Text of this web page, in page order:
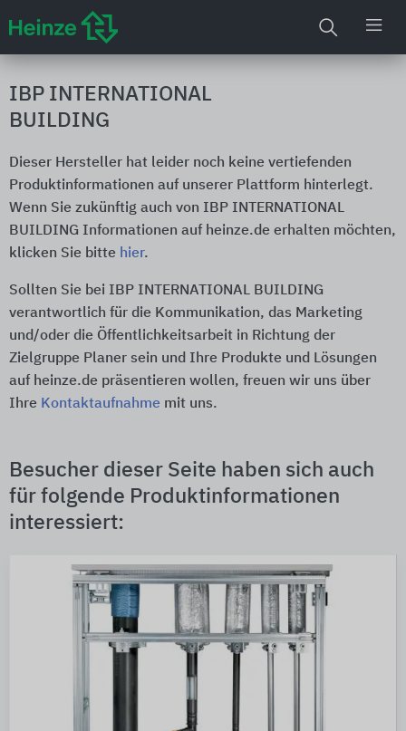
IBP INTERNATIONAL
BUILDING
Dieser Hersteller hat leider noch keine vertiefenden
Produktinformationen auf unserer Plattform hinterlegt.
Wenn Sie zukünftig auch von IBP INTERNATIONAL
BUILDING Informationen auf heinze.de erhalten möchten,
klicken Sie bitte hier.
Sollten Sie bei IBP INTERNATIONAL BUILDING
verantwortlich für die Kommunikation, das Marketing
und/oder die Öffentlichkeitsarbeit in Richtung der
Zielgruppe Planer sein und Ihre Produkte und Lösungen
auf heinze.de präsentieren wollen, freuen wir uns über
Ihre Kontaktaufnahme mit uns.
Besucher dieser Seite haben sich auch
für folgende Produktinformationen
interessiert: